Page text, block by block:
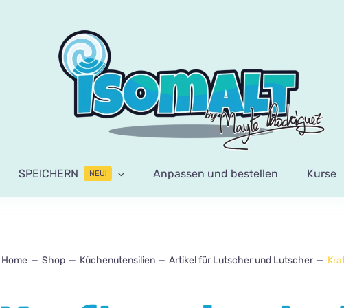
SPEICHERN NEU! Anpassen und bestellen Kurse
Home Shop Küchenutensilien Artikel für Lutscher und Lutscher